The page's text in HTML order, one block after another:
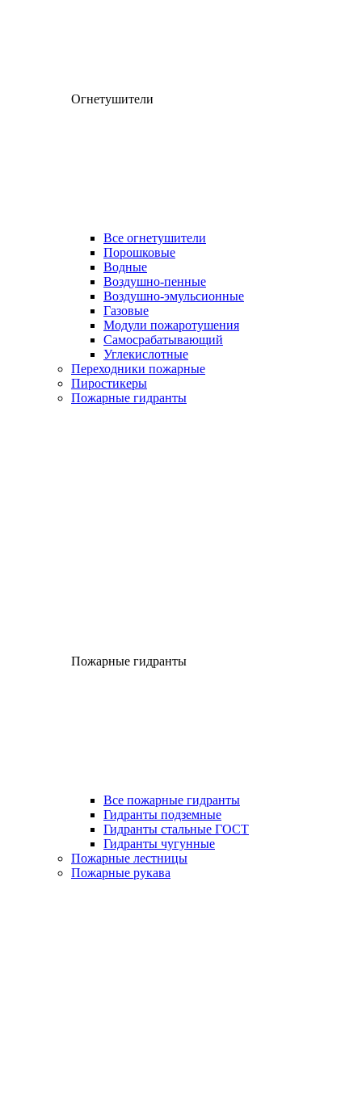
Огнетушители
Все огнетушители
Порошковые
Водные
Воздушно-пенные
Воздушно-эмульсионные
Газовые
Модули пожаротушения
Самосрабатывающий
Углекислотные
Переходники пожарные
Пиростикеры
Пожарные гидранты
Пожарные гидранты
Все пожарные гидранты
Гидранты подземные
Гидранты стальные ГОСТ
Гидранты чугунные
Пожарные лестницы
Пожарные рукава